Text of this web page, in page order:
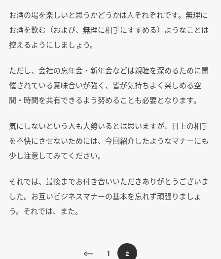
お酒の場を楽しいと思うかどうかは人それぞれです。無理に
お酒を飲む（および、無理に相手にすすめる）ようなことは
控えるようにしましょう。
ただし、会社の忘年会・新年会などは親睦を深めるために開
催されている意味合いが強く、皆が気持ちよく楽しめる空
間・時間を共有できるよう努めることも必要となります。
気にしないという人も大勢いるとは思いますが、目上の相手
を不快にさせないためには、今回紹介したようなマナーにも
少し注意してみてください。
それでは、最後までお付き合いいただきありがとうございま
した。お互いビジネスマナーの基本を忘れず頑張りましょ
う。それでは、また。
1 2